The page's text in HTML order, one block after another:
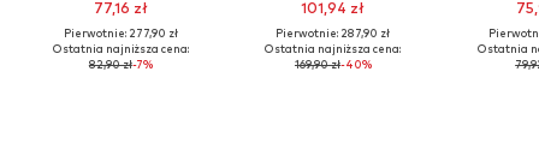
77,16 zł
Pierwotnie: 277,90 zł
Ostatnia najniższa cena:
82,90 zł-7%
101,94 zł
Pierwotnie: 287,90 zł
Ostatnia najniższa cena:
169,90 zł-40%
Ostatnia